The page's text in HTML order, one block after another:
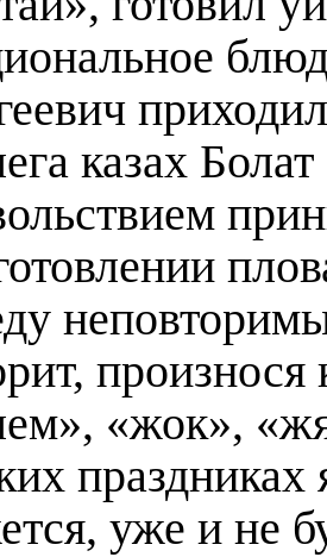
казах
произнося
«жок»,
уже и не